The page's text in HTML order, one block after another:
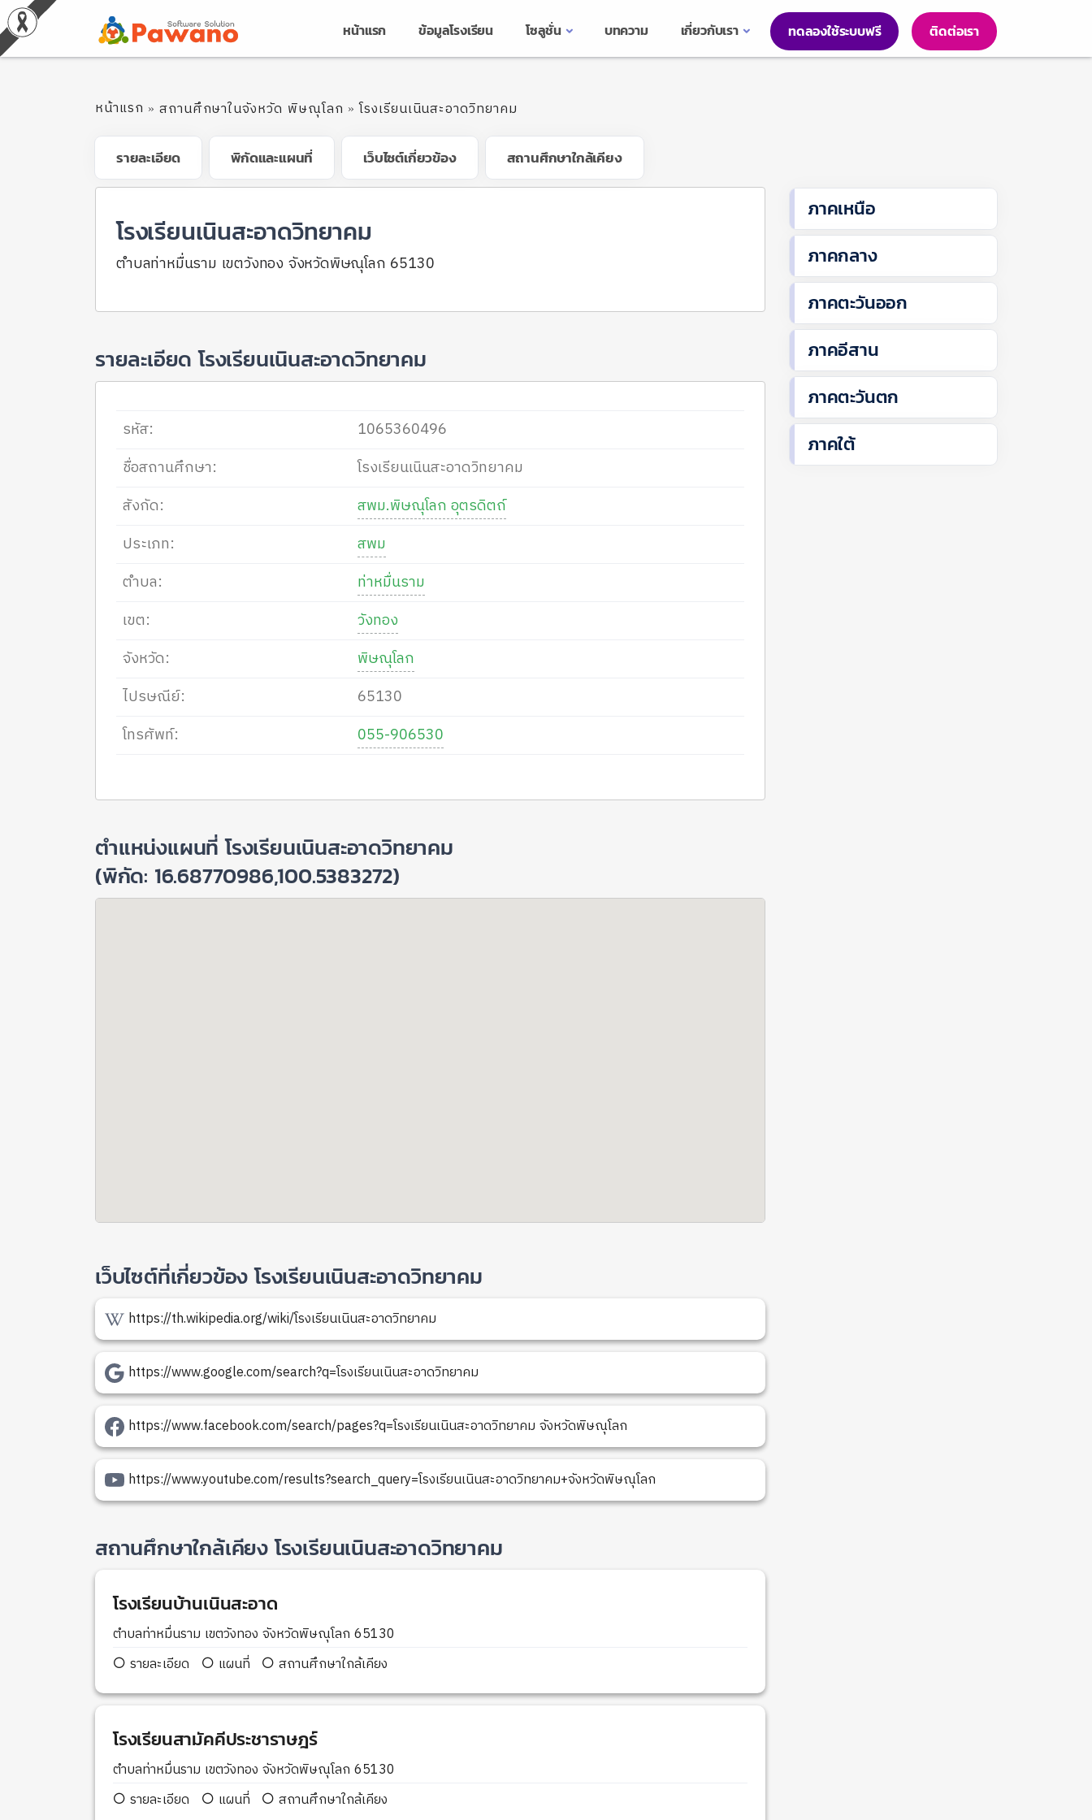
หน้าแรก ข้อมูลโรงเรียน โซลูชั่น บทความ เกี่ยวกับเรา ทดลองใช้ระบบฟรี ติดต่อเรา
หน้าแรก สถานศึกษาในจังหวัด พิษณุโลก โรงเรียนเนินสะอาดวิทยาคม
รายละเอียด พิกัดและแผนที่ เว็บไซต์เกี่ยวข้อง สถานศึกษาใกล้เคียง
โรงเรียนเนินสะอาดวิทยาคม
ตำบลท่าหมื่นราม เขตวังทอง จังหวัดพิษณุโลก 65130
รายละเอียด โรงเรียนเนินสะอาดวิทยาคม
รหัส:
1065360496
ชื่อสถานศึกษา:
โรงเรียนเนินสะอาดวิทยาคม
สังกัด:
สพม.พิษณุโลก อุตรดิตถ์
ประเภท:
สพม
ตำบล:
ท่าหมื่นราม
เขต:
วังทอง
จังหวัด:
พิษณุโลก
ไปรษณีย์:
65130
โทรศัพท์:
055-906530
ตำแหน่งแผนที่ โรงเรียนเนินสะอาดวิทยาคม
(พิกัด: 16.68770986,100.5383272)
เว็บไซต์ที่เกี่ยวข้อง โรงเรียนเนินสะอาดวิทยาคม
https://th.wikipedia.org/wiki/โรงเรียนเนินสะอาดวิทยาคม
https://www.google.com/search?q=โรงเรียนเนินสะอาดวิทยาคม
https://www.facebook.com/search/pages?q=โรงเรียนเนินสะอาดวิทยาคม จังหวัดพิษณุโลก
https://www.youtube.com/results?search_query=โรงเรียนเนินสะอาดวิทยาคม+จังหวัดพิษณุโลก
สถานศึกษาใกล้เคียง โรงเรียนเนินสะอาดวิทยาคม
โรงเรียนบ้านเนินสะอาด
ตำบลท่าหมื่นราม เขตวังทอง จังหวัดพิษณุโลก 65130
รายละเอียด
แผนที่ สถานศึกษาใกล้เคียง
โรงเรียนสามัคคีประชาราษฎร์
ตำบลท่าหมื่นราม เขตวังทอง จังหวัดพิษณุโลก 65130
รายละเอียด
แผนที่ สถานศึกษาใกล้เคียง
ภาคเหนือ
ภาคกลาง
ภาคตะวันออก
ภาคอีสาน
ภาคตะวันตก
ภาคใต้